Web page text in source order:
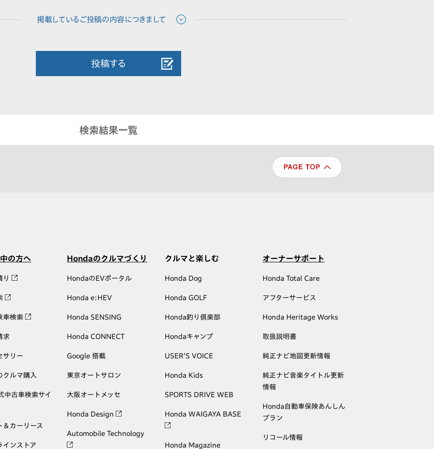
投稿する
検索結果一覧
の方へ
り
車検索
求
サリー
クルマ購入
中古車検索サイ
＆カーリース
インストア
Hondaのクルマづくり
HondaのEVポータル
Honda e:HEV
Honda SENSING
Honda CONNECT
Google 搭載
東京オートサロン
大阪オートメッセ
Honda Design
Automobile Technology
クルマと楽しむ
Honda Dog
Honda GOLF
Honda釣り倶楽部
Hondaキャンプ
USER'S VOICE
Honda Kids
SPORTS DRIVE WEB
Honda WAIGAYA BASE
Honda Magazine
オーナーサポート
Honda Total Care
アフターサービス
Honda Heritage Works
取扱説明書
純正ナビ地図更新情報
純正ナビ音楽タイトル更新
情報
Honda自動車保険あんしん
プラン
リコール情報